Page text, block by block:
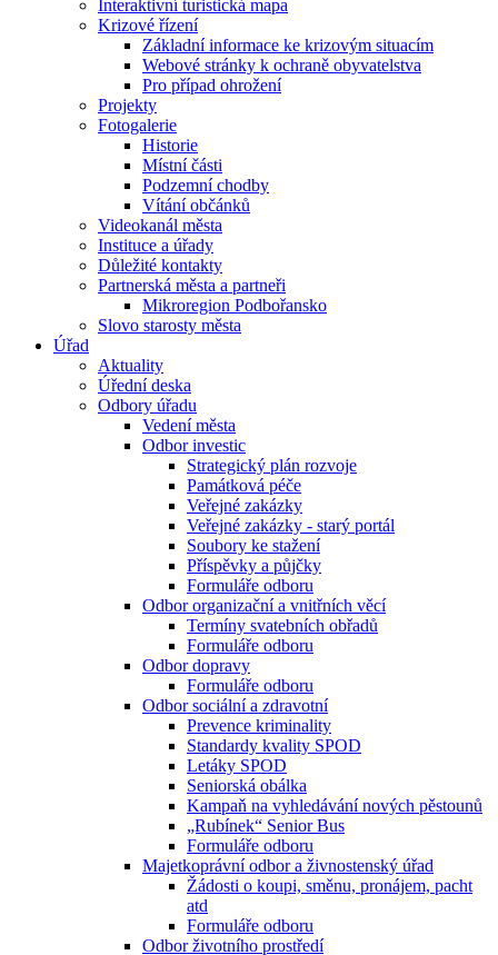
Interaktivní turistická mapa
Krizové řízení
Základní informace ke krizovým situacím
Webové stránky k ochraně obyvatelstva
Pro případ ohrožení
Projekty
Fotogalerie
Historie
Místní části
Podzemní chodby
Vítání občánků
Videokanál města
Instituce a úřady
Důležité kontakty
Partnerská města a partneři
Mikroregion Podbořansko
Slovo starosty města
Úřad
Aktuality
Úřední deska
Odbory úřadu
Vedení města
Odbor investic
Strategický plán rozvoje
Památková péče
Veřejné zakázky
Veřejné zakázky - starý portál
Soubory ke stažení
Příspěvky a půjčky
Formuláře odboru
Odbor organizační a vnitřních věcí
Termíny svatebních obřadů
Formuláře odboru
Odbor dopravy
Formuláře odboru
Odbor sociální a zdravotní
Prevence kriminality
Standardy kvality SPOD
Letáky SPOD
Seniorská obálka
Kampaň na vyhledávání nových pěstounů
„Rubínek“ Senior Bus
Formuláře odboru
Majetkoprávní odbor a živnostenský úřad
Žádosti o koupi, směnu, pronájem, pacht
atd
Formuláře odboru
Odbor životního prostředí